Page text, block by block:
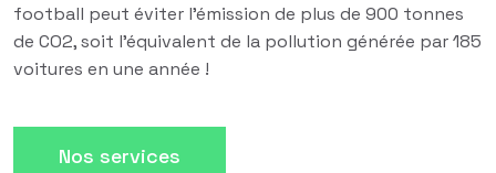
football peut éviter l'émission de plus de 900 tonnes
de CO2, soit l'équivalent de la pollution générée par 185
voitures en une année !
Nos services